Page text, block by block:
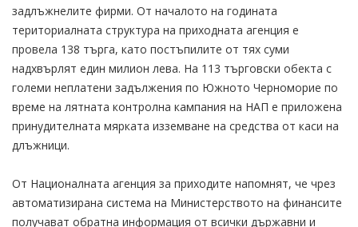
задлъжнелите фирми. От началото на годината
териториалната структура на приходната агенция е
провела 138 търга, като постъпилите от тях суми
надхвърлят един милион лева. На 113 търговски обекта с
големи неплатени задължения по Южното Черноморие по
време на лятната контролна кампания на НАП е приложена
принудителната мярката изземване на средства от каси на
длъжници.
От Националната агенция за приходите напомнят, че чрез
автоматизирана система на Министерството на финансите
получават обратна информация от всички държавни и